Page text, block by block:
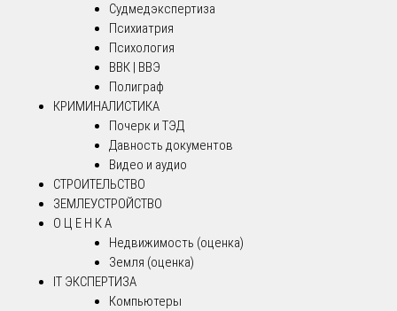
Судмедэкспертиза
Психиатрия
Психология
ВВК | ВВЭ
Полиграф
КРИМИНАЛИСТИКА
Почерк и ТЭД
Давность документов
Видео и аудио
СТРОИТЕЛЬСТВО
ЗЕМЛЕУСТРОЙСТВО
О Ц Е Н К А
Недвижимость (оценка)
Земля (оценка)
IT ЭКСПЕРТИЗА
Компьютеры